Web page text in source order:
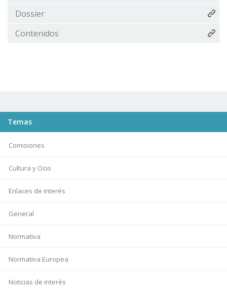
Dossier
Contenidos
Temas
Comisiones
Cultura y Ocio
Enlaces de interés
General
Normativa
Normativa Europea
Noticias de interés